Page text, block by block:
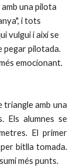
una pilota
i tots
vulgui i així se
pegar pilotada.
emocionant.
triangle amb una
Els alumnes se
El primer
bitlla tomada.
més punts.